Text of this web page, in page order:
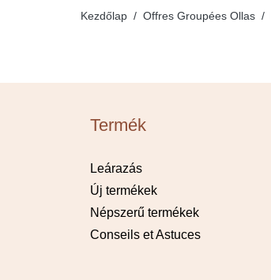
Kezdőlap Offres Groupées Ollas
Termék
Leárazás
Új termékek
Népszerű termékek
Conseils et Astuces